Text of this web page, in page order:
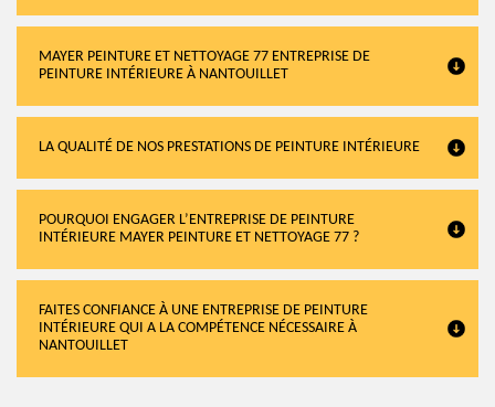
MAYER PEINTURE ET NETTOYAGE 77 ENTREPRISE DE
PEINTURE INTÉRIEURE À NANTOUILLET
LA QUALITÉ DE NOS PRESTATIONS DE PEINTURE INTÉRIEURE
POURQUOI ENGAGER L’ENTREPRISE DE PEINTURE
INTÉRIEURE MAYER PEINTURE ET NETTOYAGE 77 ?
FAITES CONFIANCE À UNE ENTREPRISE DE PEINTURE
INTÉRIEURE QUI A LA COMPÉTENCE NÉCESSAIRE À
NANTOUILLET